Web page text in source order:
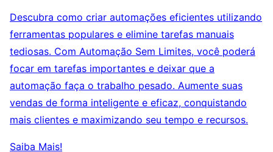
Descubra como criar automações eficientes utilizando
ferramentas populares e elimine tarefas manuais
tediosas. Com Automação Sem Limites, você poderá
focar em tarefas importantes e deixar que a
automação faça o trabalho pesado. Aumente suas
vendas de forma inteligente e eficaz, conquistando
mais clientes e maximizando seu tempo e recursos.
Saiba Mais!